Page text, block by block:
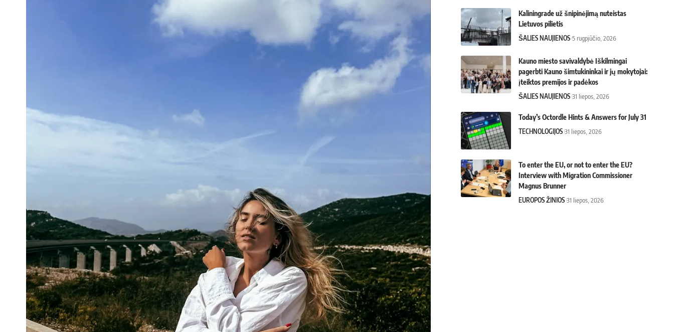
Kaliningrade už šnipinėjimą nuteistas
Lietuvos pilietis
ŠALIES NAUJIENOS 5 rugpjūčio, 2026
Kauno miesto savivaldybė Iškilmingai
pagerbti Kauno šimtukininkai ir jų mokytojai:
įteiktos premijos ir padėkos
ŠALIES NAUJIENOS 31 liepos, 2026
Today’s Octordle Hints & Answers for July 31
TECHNOLOGIJOS 31 liepos, 2026
To enter the EU, or not to enter the EU?
Interview with Migration Commissioner
Magnus Brunner
EUROPOS ŽINIOS 31 liepos, 2026